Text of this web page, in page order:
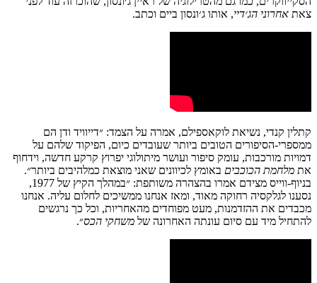
צאת אחרוני הג׳דיי, אותו ג׳ונסון ביים וכתב.
קתלין קנדי, נשיאת לוקאספילם, אמרה על הצמד: ״דייוויד ודן הם
ממספרי-הסיפורים הטובים ביותר שעובדים כיום, הפיקוד שלהם על
דמויות מורכבות, עומק סיפור ועושר מיתולוגי יפרוץ קרקע חדשה, וידחוף
את מלחמת הכוכבים באומץ לכיוונים שאני מוצאת כמלהיבים ביותר״.
בניוף-ווייס מצידם אמרו בהצהרה משותפת: ״במהלך הקיץ של 1977,
נסענו לגלקסיה רחוקה מאוד, ומאז אנחנו ממשיכים לחלום עליה. אנחנו
מכבדים את ההזדמנות, מעט מפוחדים מהאחריות, וכל כך נרגשים
להתחיל מיד עם סיום עונתה האחרונה של משחקי הכס״.